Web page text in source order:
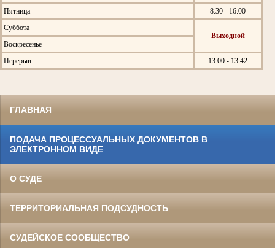
Пятница
8:30 - 16:00
Суббота
Выходной
Воскресенье
Перерыв
13:00 - 13:42
ГЛАВНАЯ
ПОДАЧА ПРОЦЕССУАЛЬНЫХ ДОКУМЕНТОВ В
ЭЛЕКТРОННОМ ВИДЕ
О СУДЕ
ТЕРРИТОРИАЛЬНАЯ ПОДСУДНОСТЬ
СУДЕЙСКОЕ СООБЩЕСТВО